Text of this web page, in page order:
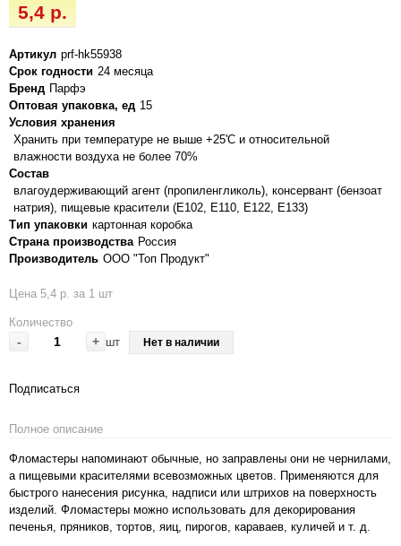
5,4 р.
Артикул prf-hk55938
Срок годности 24 месяца
Бренд Парфэ
Оптовая упаковка, ед 15
Условия хранения
Хранить при температуре не выше +25'C и относительной
влажности воздуха не более 70%
Состав
влагоудерживающий агент (пропиленгликоль), консервант (бензоат
натрия), пищевые красители (Е102, Е110, Е122, Е133)
Тип упаковки картонная коробка
Страна производства Россия
Производитель ООО "Топ Продукт"
Цена 5,4 р. за 1 шт
Количество
- + шт Нет в наличии
Подписаться
Полное описание
Фломастеры напоминают обычные, но заправлены они не чернилами,
а пищевыми красителями всевозможных цветов. Применяются для
быстрого нанесения рисунка, надписи или штрихов на поверхность
изделий. Фломастеры можно использовать для декорирования
печенья, пряников, тортов, яиц, пирогов, караваев, куличей и т. д.